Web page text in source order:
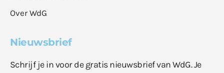
Over WdG
Nieuwsbrief
Schrijf je in voor de gratis nieuwsbrief van WdG. Je